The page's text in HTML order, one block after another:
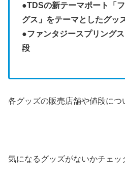
●TDSの新テーマポート「
グス」をテーマとしたグッ
●ファンタジースプリング
段
各グッズの販売店舗や値段につ
気になるグッズがないかチェッ